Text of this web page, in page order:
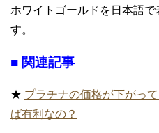
ホワイトゴールドを日本語で
す。
■ 関連記事
★ プラチナの価格が下がっ
ば有利なの？